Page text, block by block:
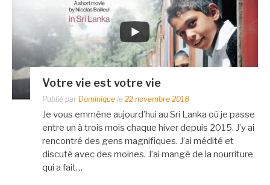
Votre vie est votre vie
Publié par Dominique le 22 novembre 2018
Je vous emmène aujourd’hui au Sri Lanka où je passe
entre un à trois mois chaque hiver depuis 2015. J’y ai
rencontré des gens magnifiques. J’ai médité et
discuté avec des moines. J’ai mangé de la nourriture
qui a fait…